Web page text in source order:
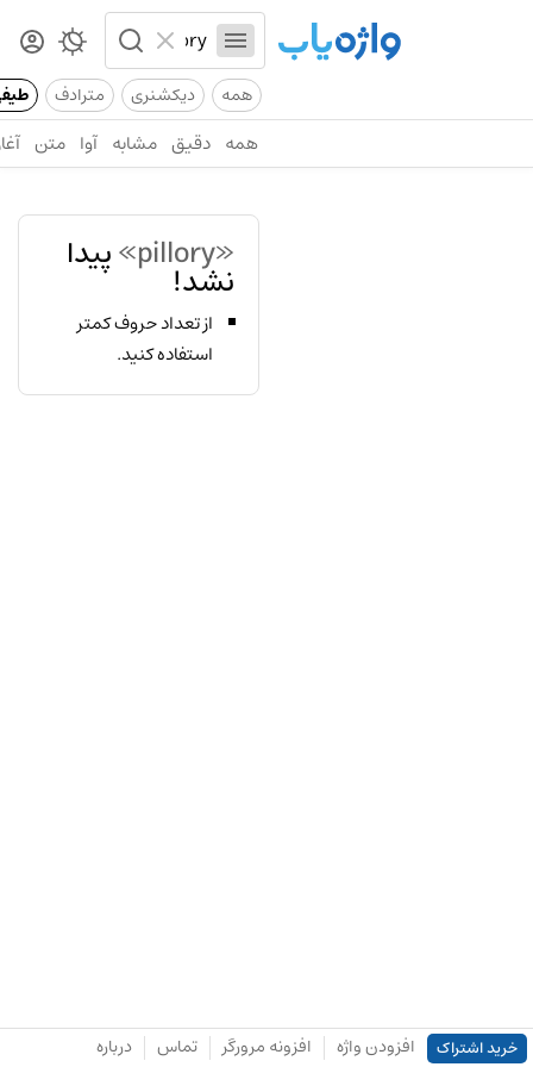
همه دیکشنری مترادف
همه دقیق مشابه آوا متن
«pillory» پیدا
نشد!
از تعداد حروف کمتر
استفاده کنید.
خرید اشتراک افزودن واژه افزونه مرورگر تماس درباره